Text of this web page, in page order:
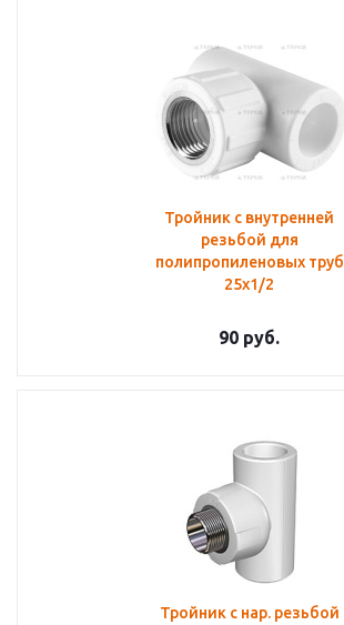
Тройник с внутренней
резьбой для
полипропиленовых труб
25х1/2
90 руб.
Тройник с нар. резьбой